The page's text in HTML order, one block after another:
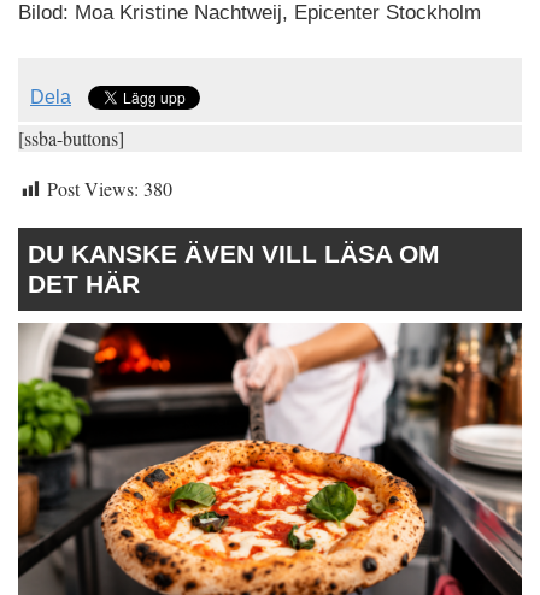
Bilod: Moa Kristine Nachtweij, Epicenter Stockholm
Dela
[ssba-buttons]
Post Views: 380
DU KANSKE ÄVEN VILL LÄSA OM
DET HÄR